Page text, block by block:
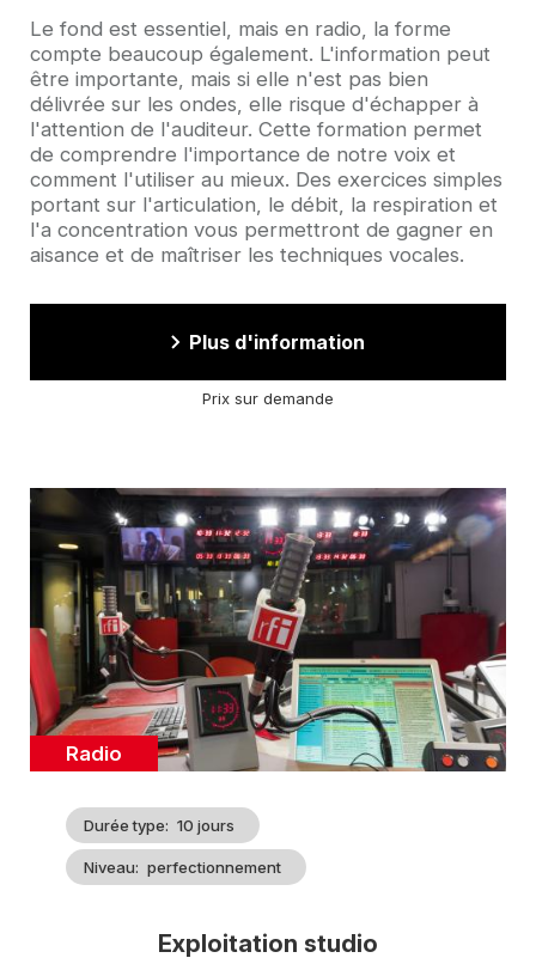
Accroche
Le fond est essentiel, mais en radio, la forme
compte beaucoup également. L'information peut
être importante, mais si elle n'est pas bien
délivrée sur les ondes, elle risque d'échapper à
l'attention de l'auditeur. Cette formation permet
de comprendre l'importance de notre voix et
comment l'utiliser au mieux. Des exercices simples
portant sur l'articulation, le débit, la respiration et
l'a concentration vous permettront de gagner en
aisance et de maîtriser les techniques vocales.
Plus d'information
Prix sur demande
Image
d'illustration
Catégorie
Radio
Durée type 10 jours
Niveau perfectionnement
Exploitation studio